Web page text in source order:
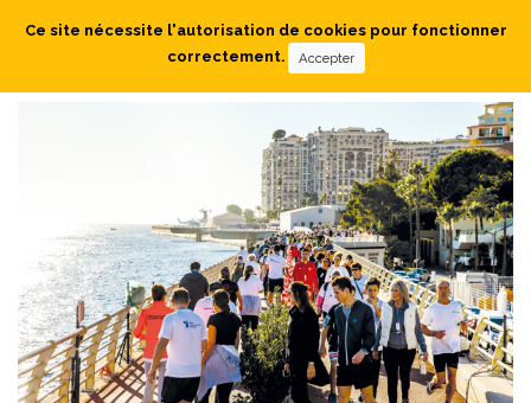
Ce site nécessite l'autorisation de cookies pour fonctionner
correctement.
Accepter